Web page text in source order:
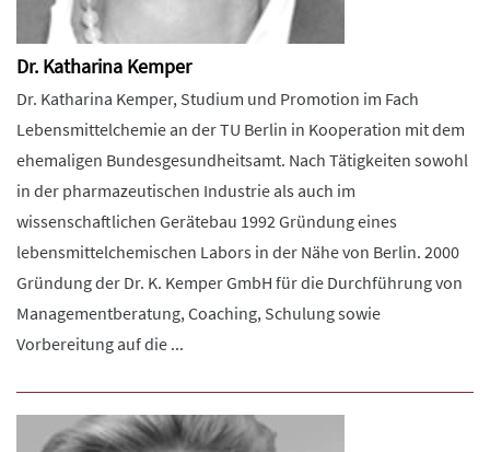
Dr. Katharina Kemper
Dr. Katharina Kemper, Studium und Promotion im Fach
Lebensmittelchemie an der TU Berlin in Kooperation mit dem
ehemaligen Bundesgesundheitsamt. Nach Tätigkeiten sowohl
in der pharmazeutischen Industrie als auch im
wissenschaftlichen Gerätebau 1992 Gründung eines
lebensmittelchemischen Labors in der Nähe von Berlin. 2000
Gründung der Dr. K. Kemper GmbH für die Durchführung von
Managementberatung, Coaching, Schulung sowie
Vorbereitung auf die ...